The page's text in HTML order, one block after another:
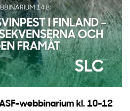
webbinarium kl. 10-12